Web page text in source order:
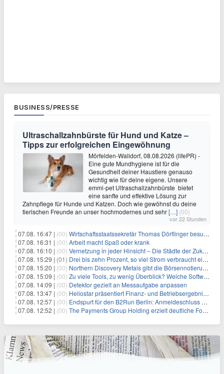
BUSINESS/PRESSE
Ultraschallzahnbürste für Hund und Katze –
Tipps zur erfolgreichen Eingewöhnung
Mörfelden-Walldorf, 08.08.2026 (lifePR) -
Eine gute Mundhygiene ist für die
Gesundheit deiner Haustiere genauso
wichtig wie für deine eigene. Unsere
emmi-pet Ultraschallzahnbürste bietet
eine sanfte und effektive Lösung zur
Zahnpflege für Hunde und Katzen. Doch wie gewöhnst du deine
tierischen Freunde an unser hochmodernes und sehr[…] (00)
vor 22 Stunden
07.08. 16:47 | (00) Wirtschaftsstaatssekretär Thomas Dörflinger besucht Handwerksbetrieb im Kammerbezirk Freiburg
07.08. 16:31 | (00) Arbeit macht Spaß oder krank
07.08. 16:10 | (00) Vernetzung in jeder Hinsicht – Die Städte der Zukunft sind grün-blau
07.08. 15:29 | (01) Drei bis zehn Prozent, so viel Strom verbraucht ein Aufzug im Gebäude
07.08. 15:20 | (00) Northern Discovery Metals gibt die Börsennotierung an der Frankfurter Wertpapierbörse bekannt
07.08. 15:09 | (00) Zu viele Tools, zu wenig Überblick? Welche Software IT-Dienstleister wirklich brauchen
07.08. 14:09 | (00) Detektor gezielt an Messaufgabe anpassen
07.08. 13:47 | (00) Heliostar präsentiert Finanz- und Betriebsergebnis für das zweite Quartal 2026 mit Goldproduktion und Barreserven in Rekordhöhe
07.08. 12:57 | (00) Endspurt für den B2Run Berlin: Anmeldeschluss am 26. August
07.08. 12:52 | (00) The Payments Group Holding erzielt deutliche Fortschritte bei ihren AI-Projekten